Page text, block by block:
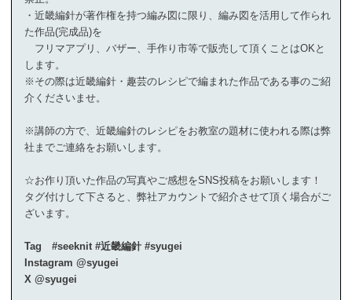
・近畿編針が著作権を持つ編み図に限り、編み図を活用して作られ
た作品(完成品)を
フリマアプリ、バザー、手作り市等で販売して頂くことはOKと
します。
※その際は近畿編針・趣芸のレシピで編まれた作品である事のご紹
介くださいませ。
※講師の方で、近畿編針のレシピをお教室の題材に使われる際は弊
社までご連絡をお願いします。
☆お作り頂いた作品の写真やご感想をSNS投稿をお願いします！
タグ付けして下さると、弊社アカウントで紹介させて頂く場合がご
ざいます。
Tag #seeknit #近畿編針 #syugei
Instagram @syugei
X @syugei